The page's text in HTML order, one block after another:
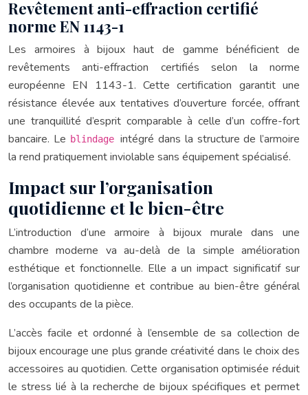
Revêtement anti-effraction certifié
norme EN 1143-1
Les armoires à bijoux haut de gamme bénéficient de
revêtements anti-effraction certifiés selon la norme
européenne EN 1143-1. Cette certification garantit une
résistance élevée aux tentatives d’ouverture forcée, offrant
une tranquillité d’esprit comparable à celle d’un coffre-fort
bancaire. Le blindageintégré dans la structure de l’armoire
la rend pratiquement inviolable sans équipement spécialisé.
Impact sur l’organisation
quotidienne et le bien-être
L’introduction d’une armoire à bijoux murale dans une
chambre moderne va au-delà de la simple amélioration
esthétique et fonctionnelle. Elle a un impact significatif sur
l’organisation quotidienne et contribue au bien-être général
des occupants de la pièce.
L’accès facile et ordonné à l’ensemble de sa collection de
bijoux encourage une plus grande créativité dans le choix des
accessoires au quotidien. Cette organisation optimisée réduit
le stress lié à la recherche de bijoux spécifiques et permet